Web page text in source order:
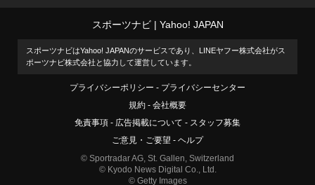
スポーツナビ Yahoo! JAPAN
スポーツナビはYahoo! JAPANのサービスであり、LINEヤフー株式会社がス
ポーツナビ株式会社と協力して運営しています。
プライバシーポリシー
プライバシーセンター
規約
会社概要
免責事項
広告掲載について
スタッフ募集
ご意見・ご要望
ヘルプ
© Sportradar AG, St. Gallen, Switzerland
© Kyodo News Digital Co., Ltd.
© Getty Images